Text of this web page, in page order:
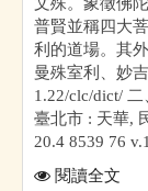
普賢並稱四大
利的道場。其
曼殊室利、妙
1.22/clc/dict/
臺北市 : 天華,
20.4 8539 76
閱讀全文